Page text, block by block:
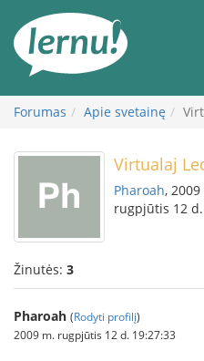
turinį
Forumas Apie svetainę
Virtualaj
Pharoah, 2009
rugpjūtis 12 d.
Žinutės: 3
Pharoah (Rodyti profilį)
2009 m. rugpjūtis 12 d. 19:27:33